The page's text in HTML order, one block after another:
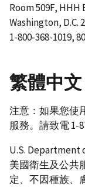
Room 509F,
Washington, D.C.
1-800-368-1019,
繁體中
注意：如果您使
服務。請致電 1-
U.S. Department
美國衛生及公共
定、不因種族、